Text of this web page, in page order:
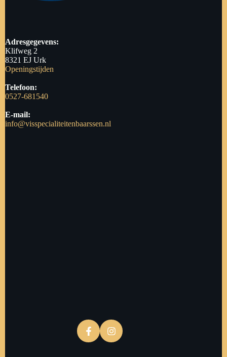
Adresgegevens:
Klifweg 2
8321 EJ Urk
Openingstijden
Telefoon:
0527-681540
E-mail:
info@visspecialiteitenbaarssen.nl